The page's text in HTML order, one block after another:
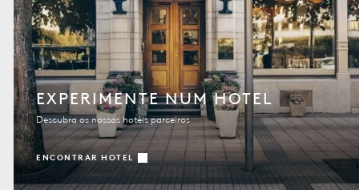
EXPERIMENTE NUM HOTEL
Descubra os nossos hotéis parceiros
ENCONTRAR HOTEL